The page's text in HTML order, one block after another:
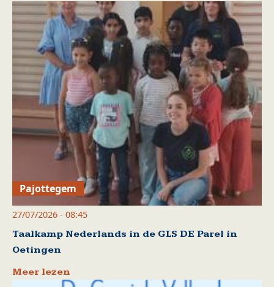
Pajottegem
27/07/2026 - 08:45
Taalkamp Nederlands in de GLS DE Parel in
Oetingen
Meer lezen